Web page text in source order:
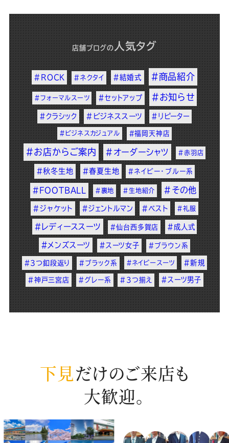
店舗ブログの 人気タグ
#ROCK #ネクタイ #結婚式 #商品紹介
#フォーマルスーツ #セットアップ #お知らせ
#クラシック #ビジネススーツ #リピーター
#ビジネスカジュアル #福岡天神店
#お店からご案内 #オーダーシャツ #赤羽店
#秋冬生地 #春夏生地 #ネイビー・ブルー系
#FOOTBALL #裏地 #生地紹介 #その他
#ジャケット #ジェントルマン #ベスト #礼服
#レディーススーツ #仙台西多賀店 #成人式
#メンズスーツ #スーツ女子 #ブラウン系
#3つ釦段返り #ブラック系 #ネイビースーツ #新規
#神戸三宮店 #グレー系 #3つ揃え #スーツ男子
下見だけのご来店も
大歓迎。